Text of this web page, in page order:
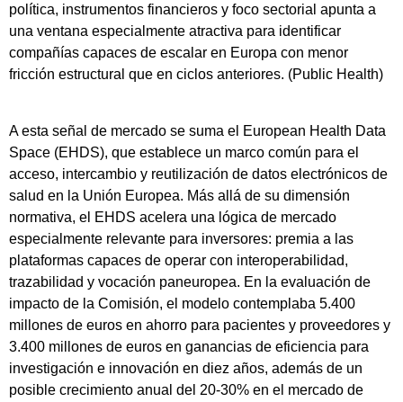
política, instrumentos financieros y foco sectorial apunta a
una ventana especialmente atractiva para identificar
compañías capaces de escalar en Europa con menor
fricción estructural que en ciclos anteriores. (Public Health)
A esta señal de mercado se suma el European Health Data
Space (EHDS), que establece un marco común para el
acceso, intercambio y reutilización de datos electrónicos de
salud en la Unión Europea. Más allá de su dimensión
normativa, el EHDS acelera una lógica de mercado
especialmente relevante para inversores: premia a las
plataformas capaces de operar con interoperabilidad,
trazabilidad y vocación paneuropea. En la evaluación de
impacto de la Comisión, el modelo contemplaba 5.400
millones de euros en ahorro para pacientes y proveedores y
3.400 millones de euros en ganancias de eficiencia para
investigación e innovación en diez años, además de un
posible crecimiento anual del 20-30% en el mercado de